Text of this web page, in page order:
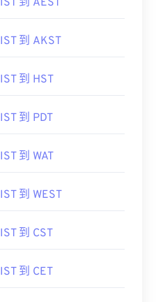
IST 到 AEST
IST 到 AKST
IST 到 HST
IST 到 PDT
IST 到 WAT
IST 到 WEST
IST 到 CST
IST 到 CET